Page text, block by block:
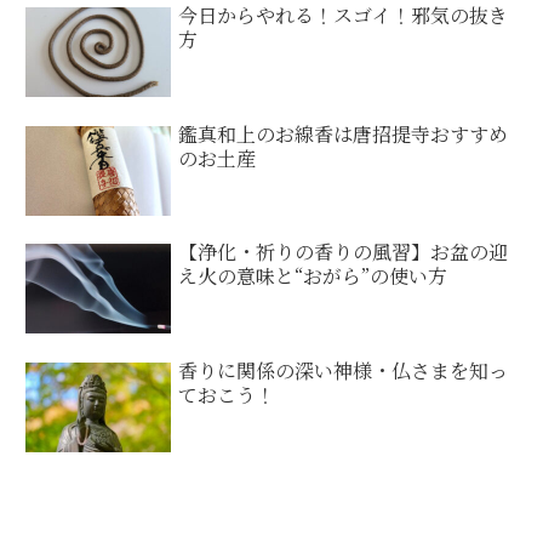
今日からやれる！スゴイ！邪気の抜き
方
鑑真和上のお線香は唐招提寺おすすめ
のお土産
【浄化・祈りの香りの風習】お盆の迎
え火の意味と“おがら”の使い方
香りに関係の深い神様・仏さまを知っ
ておこう！